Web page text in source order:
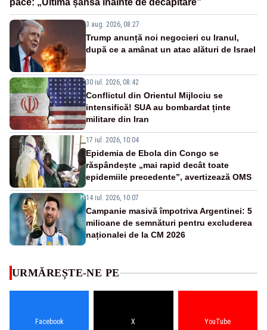
pace: „Ultima șansă înainte de decapitare”
3 aug. 2026, 08:27
Trump anunță noi negocieri cu Iranul,
după ce a amânat un atac alături de Israel
30 iul. 2026, 08:42
Conflictul din Orientul Mijlociu se
intensifică! SUA au bombardat ținte
militare din Iran
17 iul. 2026, 10:04
Epidemia de Ebola din Congo se
răspândește „mai rapid decât toate
epidemiile precedente”, avertizează OMS
14 iul. 2026, 10:07
Campanie masivă împotriva Argentinei: 5
milioane de semnături pentru excluderea
naționalei de la CM 2026
URMĂREȘTE-NE PE
Facebook X YouTube